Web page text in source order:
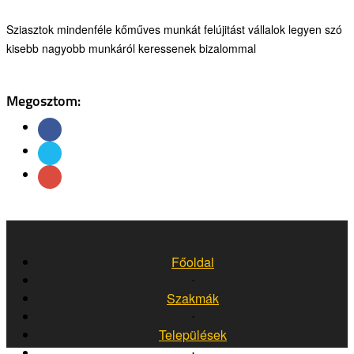
Sziasztok mindenféle kőműves munkát felújitást vállalok legyen szó
kisebb nagyobb munkáról keressenek bizalommal
Megosztom:
Főoldal
⋅
Szakmák
⋅
Települések